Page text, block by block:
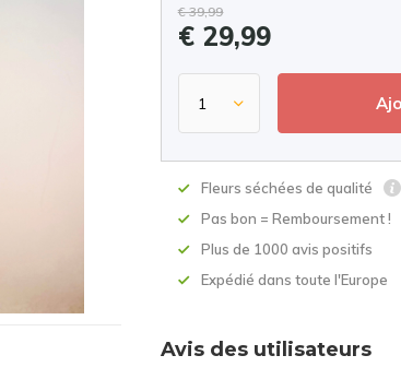
€ 39,99
€ 29,99
Fleurs séchées de qualité
Pas bon = Remboursement !
Plus de 1000 avis positifs
Expédié dans toute l'Europe
Avis des utilisateurs